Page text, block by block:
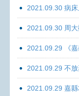
2021.09.30 病
2021.09.30 周
2021.09.29 《
2021.09.29 不
2021.09.29 嘉